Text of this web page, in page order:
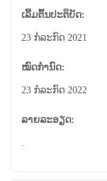
ເລີ້ມຕົ້ນປະຕິບັດ:
23 ກໍລະກົດ 2021
ໝົດກຳນົດ:
23 ກໍລະກົດ 2022
ລາຍລະອຽດ:
.